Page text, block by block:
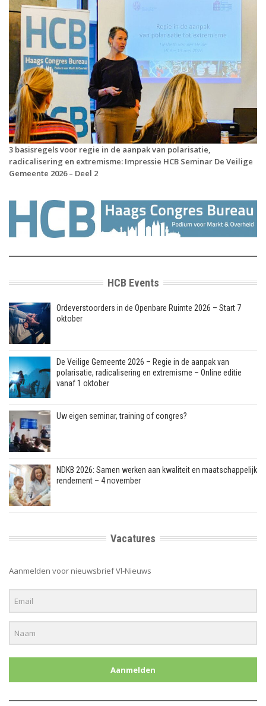
3 basisregels voor regie in de aanpak van polarisatie,
radicalisering en extremisme: Impressie HCB Seminar De Veilige
Gemeente 2026 – Deel 2
HCB Events
Ordeverstoorders in de Openbare Ruimte 2026 – Start 7
oktober
De Veilige Gemeente 2026 – Regie in de aanpak van
polarisatie, radicalisering en extremisme – Online editie
vanaf 1 oktober
Uw eigen seminar, training of congres?
NDKB 2026: Samen werken aan kwaliteit en maatschappelijk
rendement – 4 november
Vacatures
Aanmelden voor nieuwsbrief Vl-Nieuws
Aanmelden